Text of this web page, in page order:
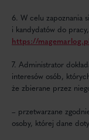
6. W celu zapoznania
i kandydatów do
https://
7. Administrator
interesów osób,
że zbierane przez
– przetwarzane
osoby, której dane